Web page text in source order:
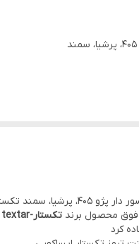
شرکتی ایساکو
فوق محصول برند تکستار-textar
کرد